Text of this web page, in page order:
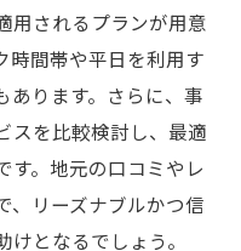
用されるプランが用意
時間帯や平日を利用す
あります。さらに、事
スを比較検討し、最適
す。地元の口コミやレ
、リーズナブルかつ信
となるでしょう。